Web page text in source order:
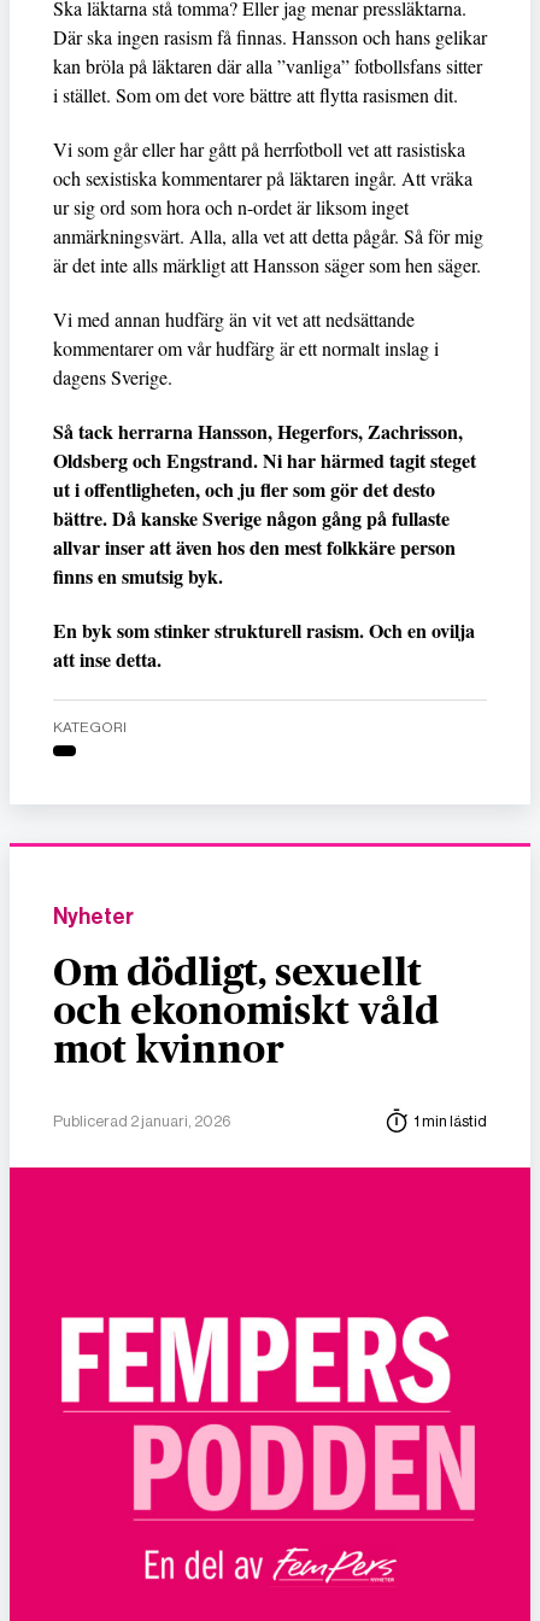
Ska läktarna stå tomma? Eller jag menar pressläktarna.
Där ska ingen rasism få finnas. Hansson och hans gelikar
kan bröla på läktaren där alla ”vanliga” fotbollsfans sitter
i stället. Som om det vore bättre att flytta rasismen dit.
Vi som går eller har gått på herrfotboll vet att rasistiska
och sexistiska kommentarer på läktaren ingår. Att vräka
ur sig ord som hora och n-ordet är liksom inget
anmärkningsvärt. Alla, alla vet att detta pågår. Så för mig
är det inte alls märkligt att Hansson säger som hen säger.
Vi med annan hudfärg än vit vet att nedsättande
kommentarer om vår hudfärg är ett normalt inslag i
dagens Sverige.
Så tack herrarna Hansson, Hegerfors, Zachrisson,
Oldsberg och Engstrand. Ni har härmed tagit steget
ut i offentligheten, och ju fler som gör det desto
bättre. Då kanske Sverige någon gång på fullaste
allvar inser att även hos den mest folkkäre person
finns en smutsig byk.
En byk som stinker strukturell rasism. Och en ovilja
att inse detta.
KATEGORI
Nyheter
Om dödligt, sexuellt
och ekonomiskt våld
mot kvinnor
Publicerad 2 januari, 2026 1 min lästid